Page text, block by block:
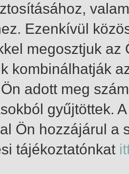
Ezenkívül
megosztjuk
kombinálhatják
adott meg
gyűjtöttek.
Ön hozzájárul a
tájékoztatónkat